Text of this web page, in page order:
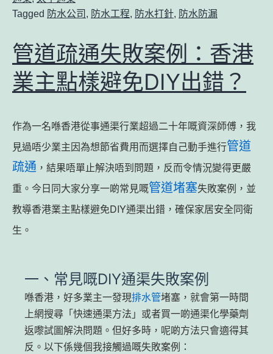
Tagged 防水公司 , 防水工程, 防水打針, 防水防漏
管道疏通失敗案例：香港
業主點樣避免DIY出錯？
作為一名喺香港從事通渠行業超過二十年嘅資深師傅，我
見過唔少業主因為想節省費用而選擇自己動手進行管道
疏通 ，結果唔單止解決唔到問題，反而令情況變得更嚴
重。今日同大家分享一啲常見嘅管道堵塞失敗案例，並
教導香港業主點樣避免DIY通渠出錯，確保家居安全同衛
生。
一、常見嘅DIY通渠失敗案例
喺香港，好多業主一發現排水管堵塞，就會第一時間
上網搜尋「快速通渠方法」或者買一啲通渠化學藥劑
返嚟試圖解決問題。但好多時，呢啲方法只會適得其
反。以下係幾個我接觸過嘅失敗案例：